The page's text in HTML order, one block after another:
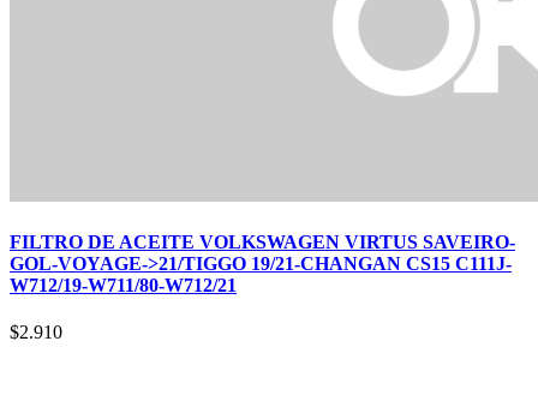
FILTRO DE ACEITE VOLKSWAGEN VIRTUS SAVEIRO-
GOL-VOYAGE->21/TIGGO 19/21-CHANGAN CS15 C111J-
W712/19-W711/80-W712/21
$2.910